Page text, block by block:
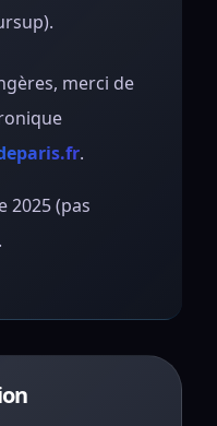
merci de
.
2025 (pas